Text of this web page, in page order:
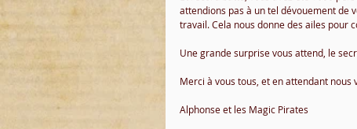
attendions pas à un tel dévouement de
travail. Cela nous donne des ailes pour
Une grande surprise vous attend, le
Merci à vous tous, et en attendant nous
Alphonse et les Magic Pirates